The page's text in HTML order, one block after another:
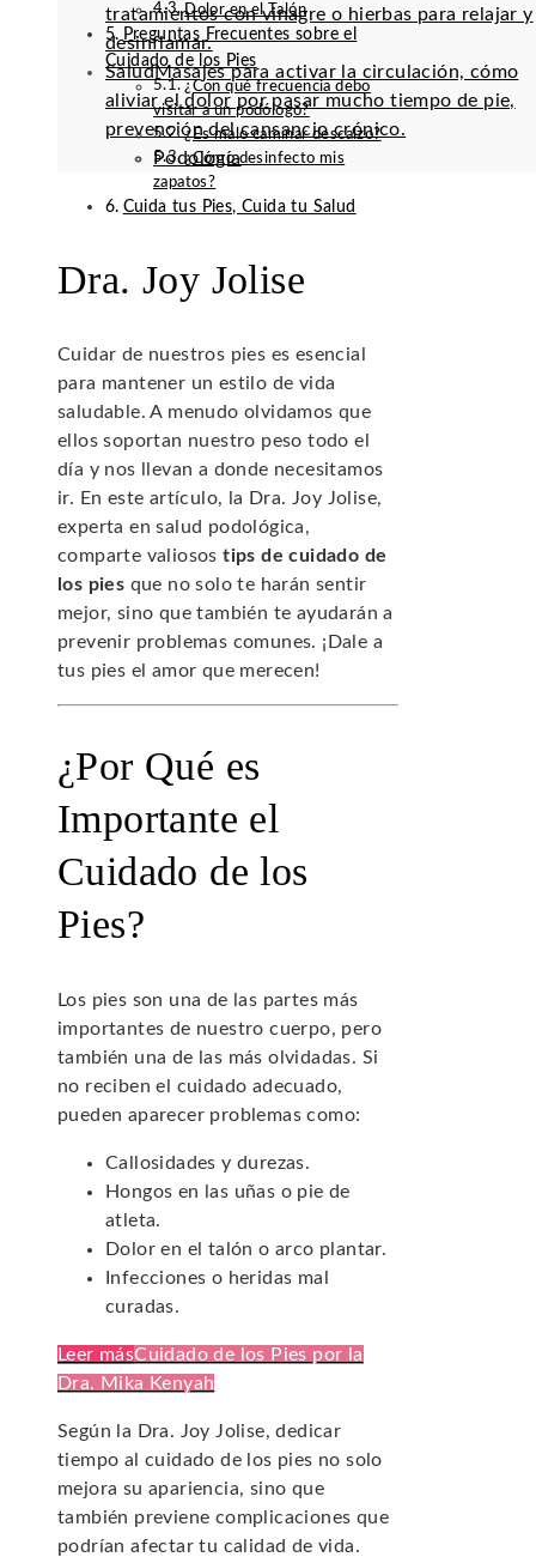
tratamientos con vinagre o hierbas para relajar y
desinflamar.
SaludMasajes para activar la circulación, cómo
aliviar el dolor por pasar mucho tiempo de pie,
prevención del cansancio crónico.
Podología
Dolor en el Talón
Preguntas Frecuentes sobre el
Cuidado de los Pies
¿Con qué frecuencia debo
visitar a un podólogo?
¿Es malo caminar descalzo?
¿Cómo desinfecto mis
zapatos?
Cuida tus Pies, Cuida tu Salud
Dra. Joy Jolise
Cuidar de nuestros pies es esencial
para mantener un estilo de vida
saludable. A menudo olvidamos que
ellos soportan nuestro peso todo el
día y nos llevan a donde necesitamos
ir. En este artículo, la Dra. Joy Jolise,
experta en salud podológica,
comparte valiosostips de cuidado de
los pies que no solo te harán sentir
mejor, sino que también te ayudarán a
prevenir problemas comunes. ¡Dale a
tus pies el amor que merecen!
¿Por Qué es
Importante el
Cuidado de los
Pies?
Los pies son una de las partes más
importantes de nuestro cuerpo, pero
también una de las más olvidadas. Si
no reciben el cuidado adecuado,
pueden aparecer problemas como:
Callosidades y durezas.
Hongos en las uñas o pie de
atleta.
Dolor en el talón o arco plantar.
Infecciones o heridas mal
curadas.
Leer másCuidado de los Pies por la
Dra. Mika Kenyah
Según la Dra. Joy Jolise, dedicar
tiempo al cuidado de los pies no solo
mejora su apariencia, sino que
también previene complicaciones que
podrían afectar tu calidad de vida.